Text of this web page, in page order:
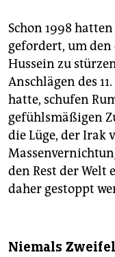
Schon 1998
gefordert, um
Hussein zu
Anschlägen des
hatte, schufen
gefühlsmäßigen
die Lüge, der Irak
den Rest der Welt
daher gestoppt
Niemals